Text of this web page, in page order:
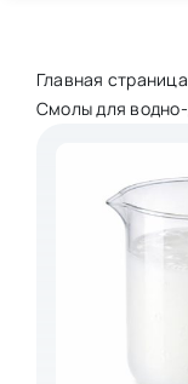
Главная страница
Смолы для